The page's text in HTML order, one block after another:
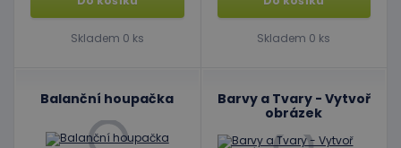
Skladem 0 ks Skladem 0 ks
Balanční houpačka
Barvy a Tvary - Vytvoř
obrázek